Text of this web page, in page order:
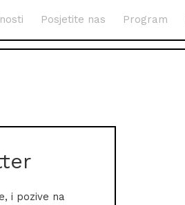
Posjetite nas Program
i pozive na